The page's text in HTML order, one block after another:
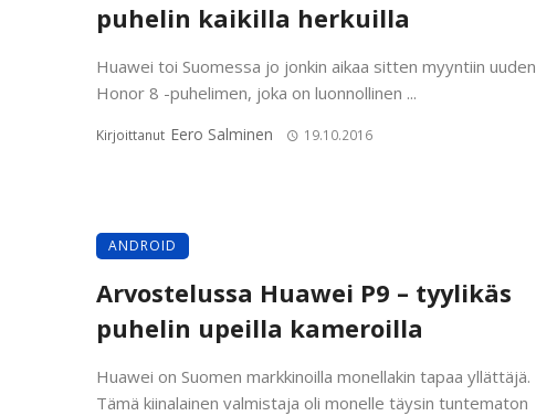
puhelin kaikilla herkuilla
Huawei toi Suomessa jo jonkin aikaa sitten myyntiin uuden
Honor 8 -puhelimen, joka on luonnollinen ...
Kirjoittanut Eero Salminen 19.10.2016
ANDROID
Arvostelussa Huawei P9 – tyylikäs
puhelin upeilla kameroilla
Huawei on Suomen markkinoilla monellakin tapaa yllättäjä.
Tämä kiinalainen valmistaja oli monelle täysin tuntematon